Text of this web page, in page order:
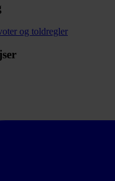
og toldregler